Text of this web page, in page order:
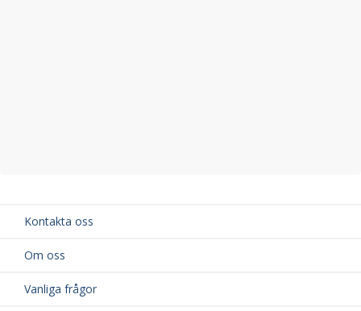
Kontakta oss
Om oss
Vanliga frågor